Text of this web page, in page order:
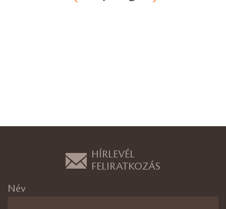
HÍRLEVÉL
FELIRATKOZÁS
Név